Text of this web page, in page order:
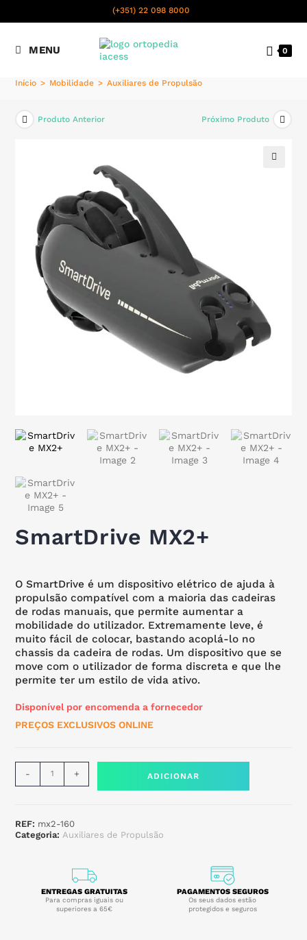
(+351) 22 098 8000
MENU 0
Início > Mobilidade > Auxiliares de Propulsão
Produto Anterior Próximo Produto
SmartDrive MX2+
O SmartDrive é um dispositivo elétrico de ajuda à
propulsão compatível com a maioria das cadeiras
de rodas manuais, que permite aumentar a
mobilidade do utilizador. Extremamente leve, é
muito fácil de colocar, bastando acoplá-lo no
chassis da cadeira de rodas. Um dispositivo que se
move com o utilizador de forma discreta e que lhe
permite ter um estilo de vida ativo.
Disponível por encomenda a fornecedor
PREÇOS EXCLUSIVOS ONLINE
- + ADICIONAR
REF: mx2-160
Categoria: Auxiliares de Propulsão
ENTREGAS GRATUITAS
Para compras iguais ou
superiores a 65€
PAGAMENTOS SEGUROS
Os seus dados estão
protegidos e seguros